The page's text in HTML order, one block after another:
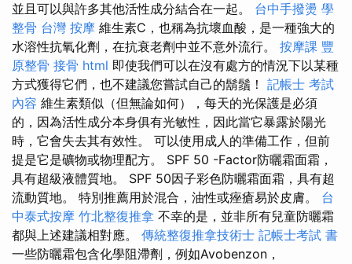
並且可以與許多其他活性成分結合在一起。 台中手撥燙 學
整骨 台灣 按摩 維生素C，也稱為抗壞血酸，是一種強大的
水溶性抗氧化劑，在抗衰老劑中並不意外流行。 按摩課 豐
原整骨 接骨 html 即使我們可以在沒有處方的情況下以某種
方式獲得它們，也不建議您嘗試自己的鬍鬚！ 記帳士 考試
內容 維生素類似（但無論如何），每天的光保護是必須
的，因為活性成分本身俱有光敏性，因此當它暴露於陽光
時，它會失去其有效性。 可以使用成人的準備工作，但前
提是它是礦物或物理配方。 SPF 50 -Factor防曬霜面霜，
具有超級液體質地。 SPF 50因子彩色防曬霜面霜，具有超
流動質地。 特別推薦用於混合，油性或痤瘡易於皮膚。 台
中泰式按摩 竹北整復推拿 不幸的是，並非所有兒童防曬霜
都與上述建議相對應。 傳統整復推拿技術士 記帳士考試 書
一些防曬霜包含化學阻滯劑，例如Avobenzon，